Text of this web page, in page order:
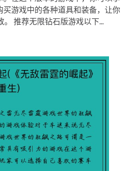
买游戏中的各种道具和装备，让你
。 推荐无限钻石版游戏以下...